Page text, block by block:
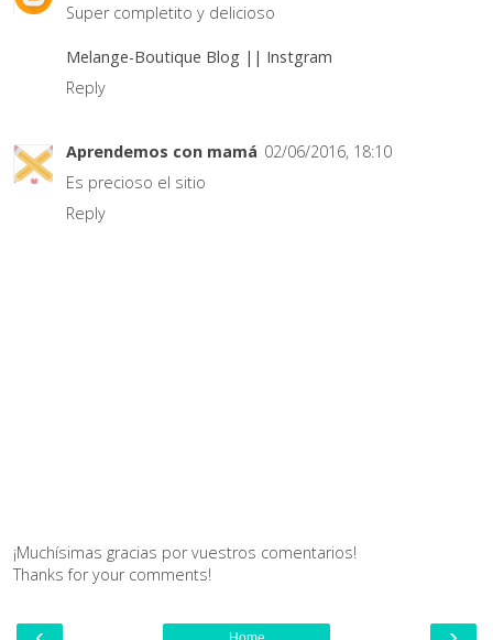
Super completito y delicioso
Melange-Boutique Blog || Instgram
Reply
Aprendemos con mamá 02/06/2016, 18:10
Es precioso el sitio
Reply
¡Muchísimas gracias por vuestros comentarios!
Thanks for your comments!